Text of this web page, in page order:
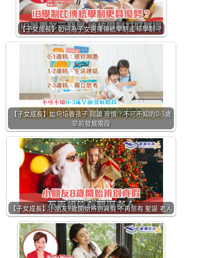
【子女成長】如何為子女選擇傳統學制或 IB學制 ？
【子女成長】如何培養孩子 閱讀 習慣？不可不知的0-3歲
早前發展階段
【子女成長】小朋友8歲開始辨別真假 不再信有 聖誕 老人